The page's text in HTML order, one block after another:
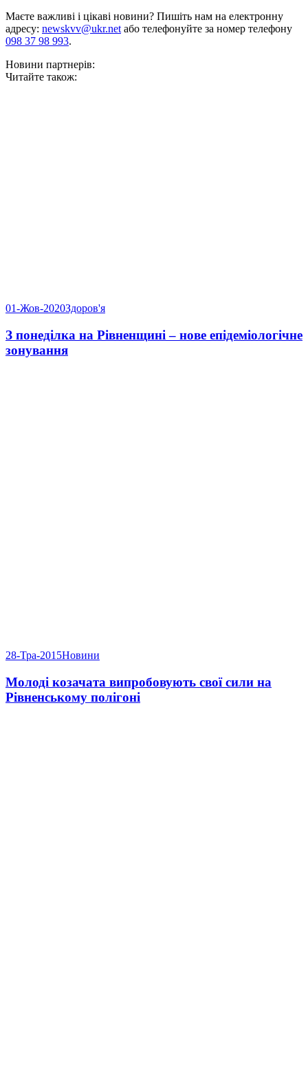
Маєте важливі і цікаві новини? Пишіть нам на електронну
адресу: newskvv@ukr.netабо телефонуйте за номер телефону
098 37 98 993.
Новини партнерів:
Читайте також:
01-Жов-2020Здоров'я
З понеділка на Рівненщині – нове епідеміологічне
зонування
28-Тра-2015Новини
Молоді козачата випробовують свої сили на
Рівненському полігоні